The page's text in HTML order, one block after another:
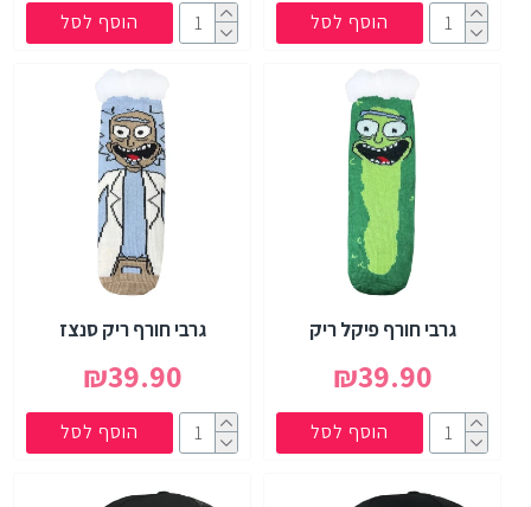
הוסף לסל הוסף לסל
גרבי חורף פיקל ריק
₪39.90
הוסף לסל
גרבי חורף ריק סנצז
₪39.90
הוסף לסל